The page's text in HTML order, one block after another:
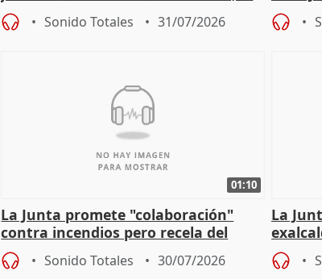
que la lleva a estar en el "ruido pe
Sonido Totales 31/07/2026
01:10
La Junta promete "colaboración"
contra incendios pero recela del
pacto de Estado de Sánchez
Sonido Totales 30/07/2026
La